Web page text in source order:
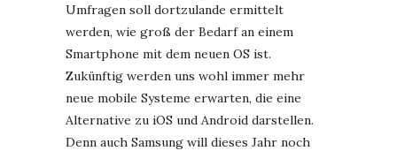
Umfragen soll dortzulande ermittelt
werden, wie groß der Bedarf an einem
Smartphone mit dem neuen OS ist.
Zukünftig werden uns wohl immer mehr
neue mobile Systeme erwarten, die eine
Alternative zu iOS und Android darstellen.
Denn auch Samsung will dieses Jahr noch